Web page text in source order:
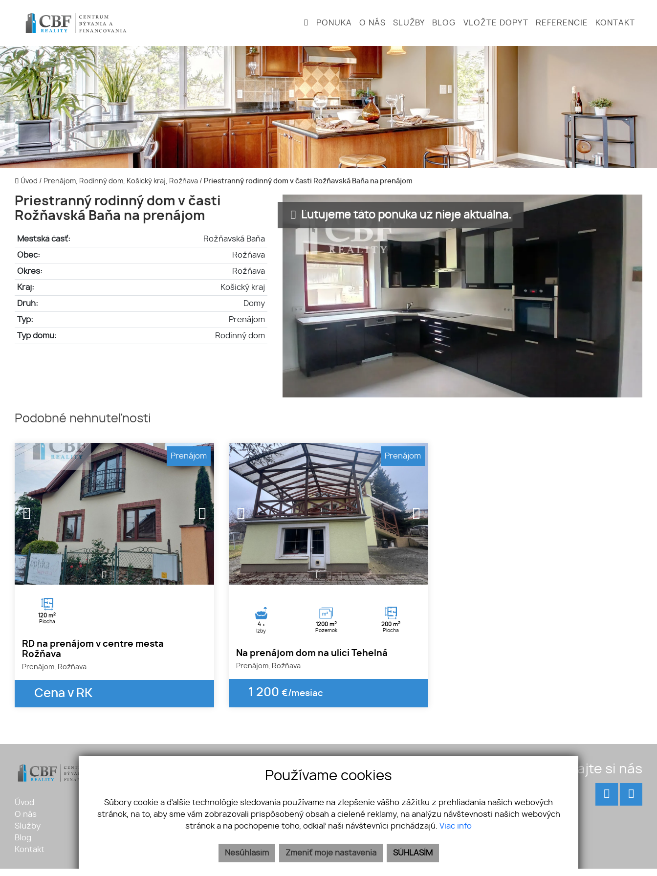
PONUKA O NÁS SLUŽBY BLOG VLOŽTE DOPYT REFERENCIE KONTAKT
Úvod / Prenájom, Rodinný dom, Košický kraj, Rožňava / Priestranný rodinný dom v časti Rožňavská Baňa na prenájom
Priestranný rodinný dom v časti
Rožňavská Baňa na prenájom
Mestská časť: Rožňavská Baňa
Obec: Rožňava
Okres: Rožňava
Kraj: Košický kraj
Druh: Domy
Typ: Prenájom
Typ domu: Rodinný dom
Ľutujeme táto ponuka už nieje aktuálna.
Podobné nehnuteľnosti
1 2 3
120 m2
Plocha
RD na prenájom v centre mesta
Rožňava
Prenájom, Rožňava
Cena v RK
Prenájom
1 2 3
4 x
Izby
1200 m2
Pozemok
200 m2
Plocha
Na prenájom dom na ulici Tehelná
Prenájom, Rožňava
1 200 €/mesiac
Prenájom
Úvod
O nás
Služby
Blog
Kontakt
Ponuka
Vložte dopyt
Šafáriková 17, 048 01 Rožňava
+421 905 742 996
mariantobisz@gmail.com
Pridajte si nás
Používame cookies
Súbory cookie a ďalšie technológie sledovania používame na zlepšenie vášho zážitku z prehliadania našich webových
stránok, na to, aby sme vám zobrazovali prispôsobený obsah a cielené reklamy, na analýzu návštevnosti našich webových
stránok a na pochopenie toho, odkiaľ naši návštevníci prichádzajú. Viac info
SÚHLASÍM
Nesúhlasím Zmeniť moje nastavenia